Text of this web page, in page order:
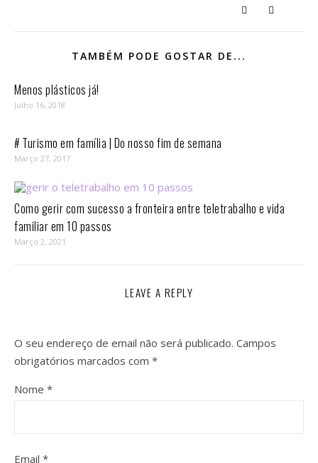
TAMBÉM PODE GOSTAR DE...
Menos plásticos já!
Julho 16, 2018
# Turismo em família | Do nosso fim de semana
Março 27, 2017
Como gerir com sucesso a fronteira entre teletrabalho e vida
familiar em 10 passos⁣
Março 2, 2021
LEAVE A REPLY
O seu endereço de email não será publicado. Campos
obrigatórios marcados com *
Nome *
Email *